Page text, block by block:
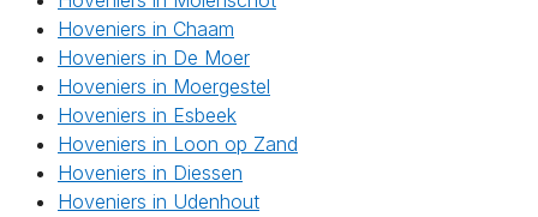
Hoveniers in Chaam
Hoveniers in De Moer
Hoveniers in Moergestel
Hoveniers in Esbeek
Hoveniers in Loon op Zand
Hoveniers in Diessen
Hoveniers in Udenhout